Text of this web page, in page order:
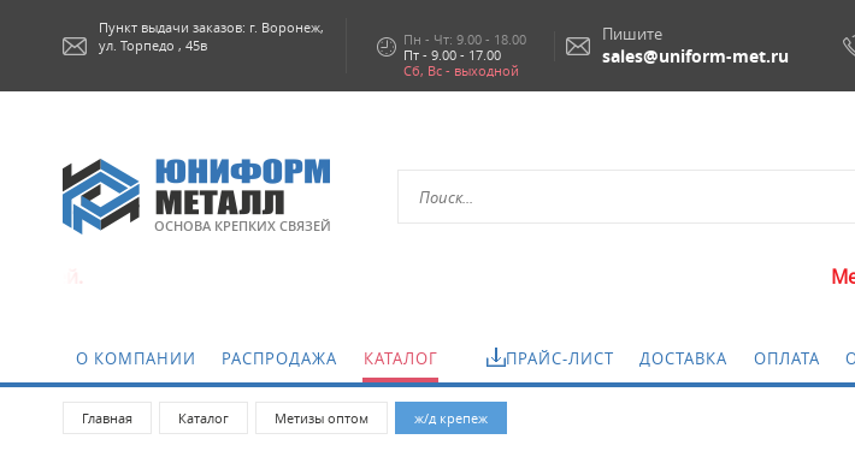
Пункт выдачи заказов: г. Воронеж,
ул. Торпедо , 45в
Пн - Чт: 9.00 - 18.00
Пт - 9.00 - 17.00
Сб, Вс - выходной
Пишите
sales@uniform-met.ru
ОСНОВА КРЕПКИХ СВЯЗЕЙ
Метизы
О КОМПАНИИ РАСПРОДАЖА КАТАЛОГ ПРАЙС-ЛИСТ ДОСТАВКА ОПЛАТА
Главная Каталог Метизы оптом ж/д крепеж